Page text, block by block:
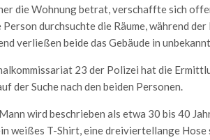
die Wohnung betrat, verschaffte sich
durchsuchte die Räume, während
verließen beide das Gebäude in
23 der Polizei hat die
der Suche nach den beiden Personen.
wird beschrieben als etwa 30 bis 40
weißes T-Shirt, eine dreiviertellange